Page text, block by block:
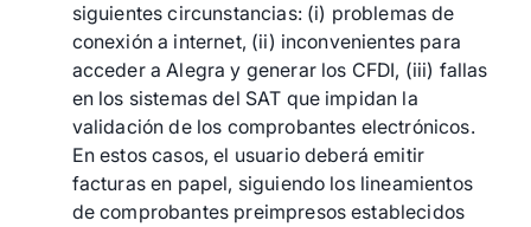
siguientes circunstancias: (i) problemas de
conexión a internet, (ii) inconvenientes para
acceder a Alegra y generar los CFDI, (iii) fallas
en los sistemas del SAT que impidan la
validación de los comprobantes electrónicos.
En estos casos, el usuario deberá emitir
facturas en papel, siguiendo los lineamientos
de comprobantes preimpresos establecidos